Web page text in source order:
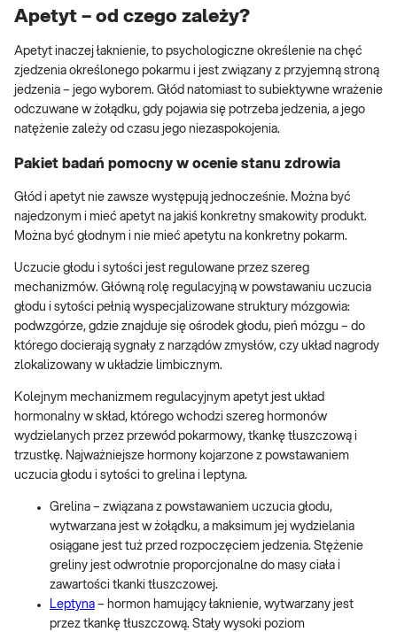
Apetyt – od czego zależy?
Apetyt inaczej łaknienie, to psychologiczne określenie na chęć
zjedzenia określonego pokarmu i jest związany z przyjemną stroną
jedzenia – jego wyborem. Głód natomiast to subiektywne wrażenie
odczuwane w żołądku, gdy pojawia się potrzeba jedzenia, a jego
natężenie zależy od czasu jego niezaspokojenia.
Pakiet badań pomocny w ocenie stanu zdrowia
Głód i apetyt nie zawsze występują jednocześnie. Można być
najedzonym i mieć apetyt na jakiś konkretny smakowity produkt.
Można być głodnym i nie mieć apetytu na konkretny pokarm.
Uczucie głodu i sytości jest regulowane przez szereg
mechanizmów. Główną rolę regulacyjną w powstawaniu uczucia
głodu i sytości pełnią wyspecjalizowane struktury mózgowia:
podwzgórze, gdzie znajduje się ośrodek głodu, pień mózgu – do
którego docierają sygnały z narządów zmysłów, czy układ nagrody
zlokalizowany w układzie limbicznym.
Kolejnym mechanizmem regulacyjnym apetyt jest układ
hormonalny w skład, którego wchodzi szereg hormonów
wydzielanych przez przewód pokarmowy, tkankę tłuszczową i
trzustkę. Najważniejsze hormony kojarzone z powstawaniem
uczucia głodu i sytości to grelina i leptyna.
Grelina – związana z powstawaniem uczucia głodu,
wytwarzana jest w żołądku, a maksimum jej wydzielania
osiągane jest tuż przed rozpoczęciem jedzenia. Stężenie
greliny jest odwrotnie proporcjonalne do masy ciała i
zawartości tkanki tłuszczowej.
Leptyna – hormon hamujący łaknienie, wytwarzany jest
przez tkankę tłuszczową. Stały wysoki poziom